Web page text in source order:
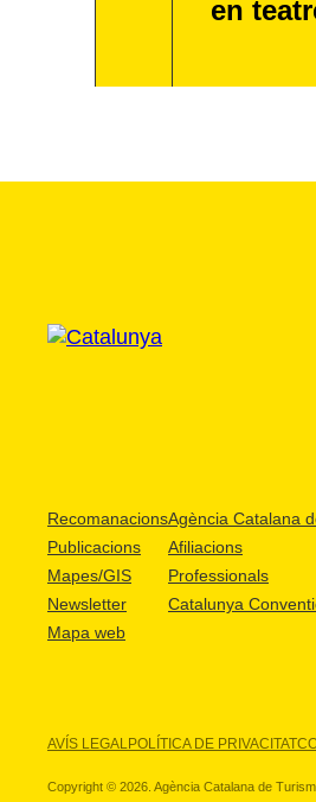
en
Recomanacions
Publicacions
Mapes/GIS
Newsletter
Mapa web
Agència Catalana
Afiliacions
Professionals
Catalunya
AVÍS LEGALPOLÍTICA DE PRIVACITAT
Copyright © 2026. Agència Catalana de